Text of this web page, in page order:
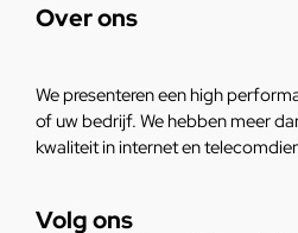
Over ons
We presenteren een high
of uw bedrijf. We hebben meer
kwaliteit in internet en
Volg ons